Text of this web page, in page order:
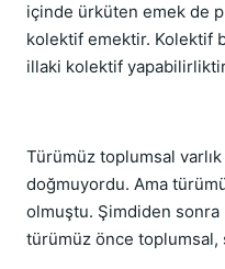
içinde ürküten emek de
kolektif emektir. Kolektif
illaki kolektif
Türümüz toplumsal
doğmuyordu. Ama
olmuştu. Şimdiden sonra
türümüz önce toplumsal,